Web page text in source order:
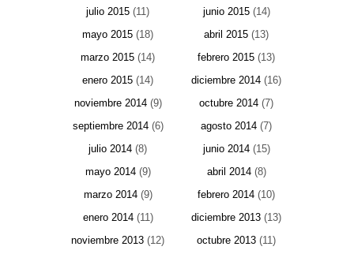
julio 2015 (11) junio 2015(14)
mayo 2015 (18) abril 2015 (13)
marzo 2015 (14) febrero 2015 (13)
enero 2015 (14) diciembre 2014 (16)
noviembre 2014(9) octubre 2014 (7)
septiembre 2014(6) agosto 2014 (7)
julio 2014 (8) junio 2014(15)
mayo 2014(9) abril 2014(8)
marzo 2014(9) febrero 2014 (10)
enero 2014(11) diciembre 2013 (13)
noviembre 2013 (12) octubre 2013 (11)